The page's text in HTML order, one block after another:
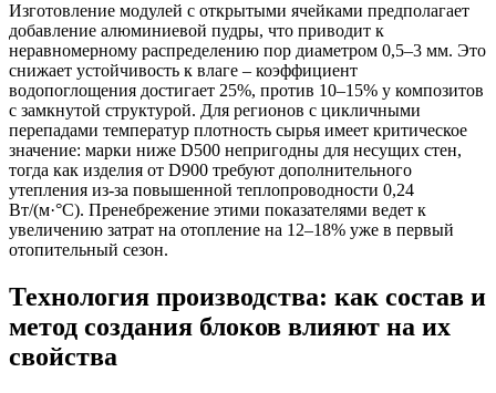
Изготовление модулей с открытыми ячейками предполагает
добавление алюминиевой пудры, что приводит к
неравномерному распределению пор диаметром 0,5–3 мм. Это
снижает устойчивость к влаге – коэффициент
водопоглощения достигает 25%, против 10–15% у композитов
с замкнутой структурой. Для регионов с цикличными
перепадами температур плотность сырья имеет критическое
значение: марки ниже D500 непригодны для несущих стен,
тогда как изделия от D900 требуют дополнительного
утепления из-за повышенной теплопроводности 0,24
Вт/(м·°C). Пренебрежение этими показателями ведет к
увеличению затрат на отопление на 12–18% уже в первый
отопительный сезон.
Технология производства: как состав и
метод создания блоков влияют на их
свойства